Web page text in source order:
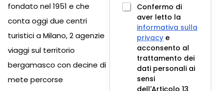
fondato nel 1951 e che
conta oggi due centri
turistici a Milano, 2 agenzie
viaggi sul territorio
bergamasco con decine di
mete percorse
Confermo di
aver letto la
informativa sulla
privacy e
acconsento al
trattamento dei
dati personali ai
sensi